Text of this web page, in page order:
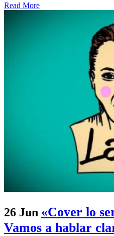
Read More
26 Jun «Cover lo
Vamos a hablar